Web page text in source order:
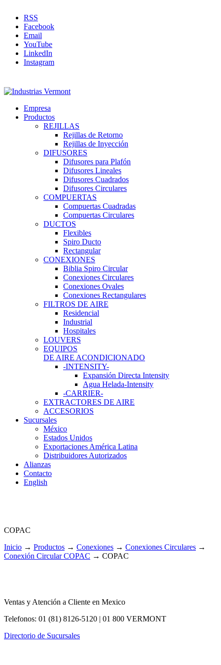
RSS
Facebook
Email
YouTube
LinkedIn
Instagram
Empresa
Productos
REJILLAS
Rejillas de Retorno
Rejillas de Inyección
DIFUSORES
Difusores para Plafón
Difusores Lineales
Difusores Cuadrados
Difusores Circulares
COMPUERTAS
Compuertas Cuadradas
Compuertas Circulares
DUCTOS
Flexibles
Spiro Ducto
Rectangular
CONEXIONES
Biblia Spiro Circular
Conexiones Circulares
Conexiones Ovales
Conexiones Rectangulares
FILTROS DE AIRE
Residencial
Industrial
Hospitales
LOUVERS
EQUIPOS
DE AIRE ACONDICIONADO
-INTENSITY-
Expansión Directa Intensity
Agua Helada-Intensity
-CARRIER-
EXTRACTORES DE AIRE
ACCESORIOS
Sucursales
México
Estados Unidos
Exportaciones América Latina
Distribuidores Autorizados
Alianzas
Contacto
English
COPAC
Inicio → Productos → Conexiones → Conexiones Circulares →
Conexión Circular COPAC → COPAC
Ventas y Atención a Cliente en Mexico
Telefonos: 01 (81) 8126-5120 | 01 800 VERMONT
Directorio de Sucursales